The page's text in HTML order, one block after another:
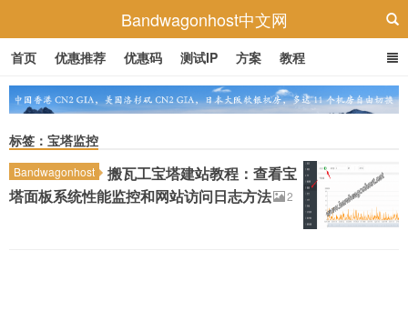
Bandwagonhost中文网
首页 优惠推荐 优惠码 测试IP 方案 教程
标签：宝塔监控
Bandwagonhost
搬瓦工宝塔建站教程：查看宝
塔面板系统性能监控和网站访问日志方法
2